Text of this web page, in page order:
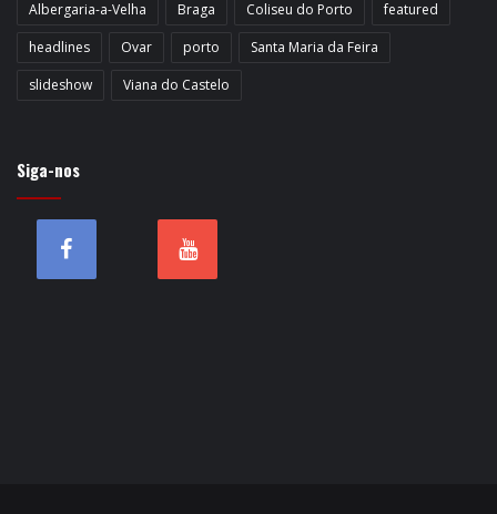
Albergaria-a-Velha Braga Coliseu do Porto
featured
headlines
Ovar porto
Santa Maria da Feira
slideshow
Viana do Castelo
Siga-nos